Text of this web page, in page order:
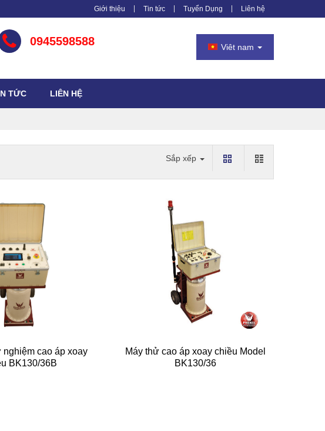
Giới thiệu Tin tức Tuyển Dụng Liên hệ
0945598588 Viêt nam
TỨC LIÊN HỆ
Sắp xếp
nghiệm cao áp xoay
BK130/36B
Máy thử cao áp xoay chiều Model
BK130/36